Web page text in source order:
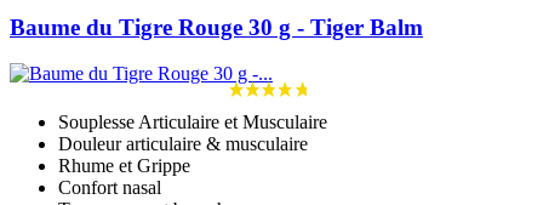
Baume du Tigre Rouge 30 g - Tiger Balm
Souplesse Articulaire et Musculaire
Douleur articulaire & musculaire
Rhume et Grippe
Confort nasal